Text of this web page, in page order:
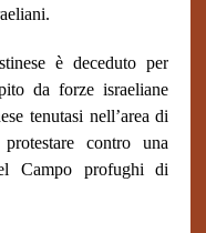
è deceduto per
da forze israeliane
tenutasi nell’area di
contro una
Campo profughi di